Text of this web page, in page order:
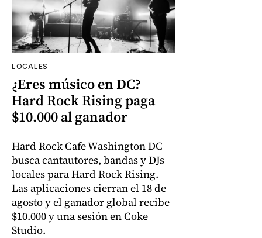
LOCALES
¿Eres músico en DC?
Hard Rock Rising paga
$10.000 al ganador
Hard Rock Cafe Washington DC
busca cantautores, bandas y DJs
locales para Hard Rock Rising.
Las aplicaciones cierran el 18 de
agosto y el ganador global recibe
$10.000 y una sesión en Coke
Studio.